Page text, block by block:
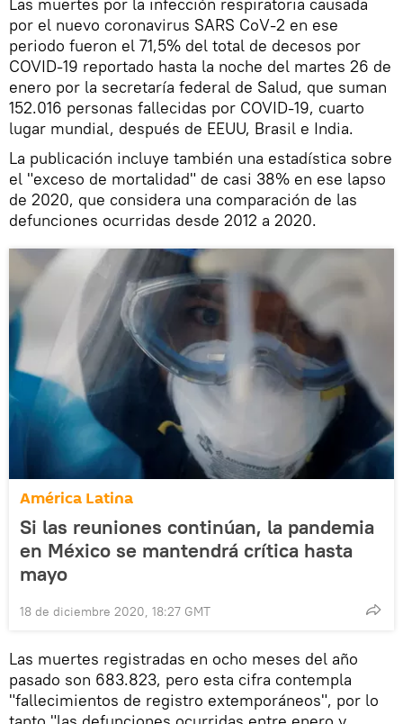
por el nuevo coronavirus SARS CoV-2 en ese
periodo fueron el 71,5% del total de decesos por
COVID-19 reportado hasta la noche del martes 26 de
enero por la secretaría federal de Salud, que suman
152.016 personas fallecidas por COVID-19, cuarto
lugar mundial, después de EEUU, Brasil e India.
La publicación incluye también una estadística sobre
el "exceso de mortalidad" de casi 38% en ese lapso
de 2020, que considera una comparación de las
defunciones ocurridas desde 2012 a 2020.
América Latina
Si las reuniones continúan, la pandemia
en México se mantendrá crítica hasta
mayo
18 de diciembre 2020, 18:27 GMT
Las muertes registradas en ocho meses del año
pasado son 683.823, pero esta cifra contempla
"fallecimientos de registro extemporáneos", por lo